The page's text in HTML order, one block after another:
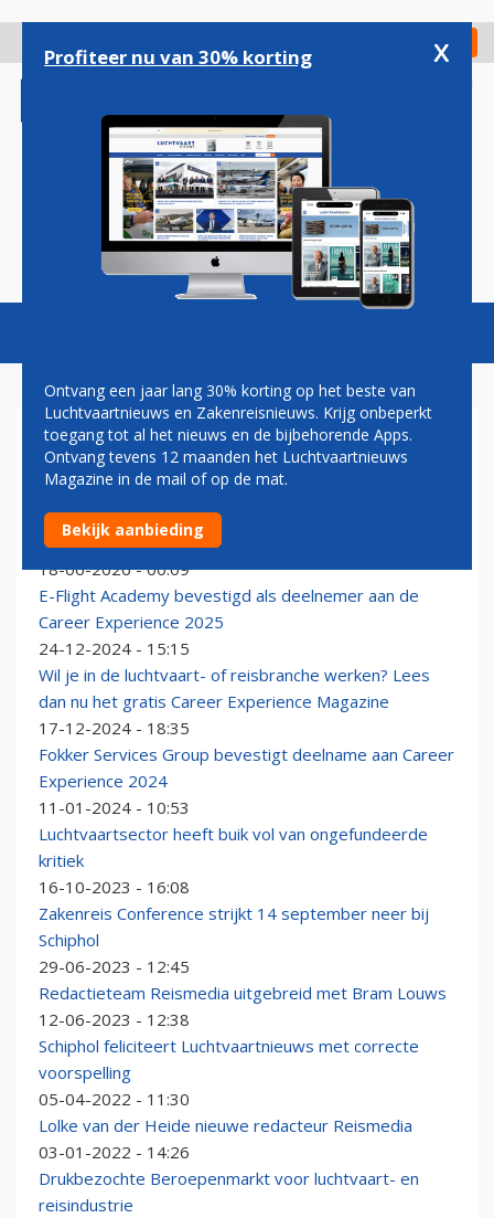
gaan
Check in
Magazine Podcasts Vacatures
REISMEDIA
ProMedia Group neemt Reismedia over en groeit
verder in luchtvaart- en (zaken)reistitels
18-06-2026 - 00:09
E-Flight Academy bevestigd als deelnemer aan de
Career Experience 2025
24-12-2024 - 15:15
Wil je in de luchtvaart- of reisbranche werken? Lees
dan nu het gratis Career Experience Magazine
17-12-2024 - 18:35
Fokker Services Group bevestigt deelname aan Career
Experience 2024
11-01-2024 - 10:53
Luchtvaartsector heeft buik vol van ongefundeerde
kritiek
16-10-2023 - 16:08
Zakenreis Conference strijkt 14 september neer bij
Schiphol
29-06-2023 - 12:45
Redactieteam Reismedia uitgebreid met Bram Louws
12-06-2023 - 12:38
Schiphol feliciteert Luchtvaartnieuws met correcte
voorspelling
05-04-2022 - 11:30
Lolke van der Heide nieuwe redacteur Reismedia
03-01-2022 - 14:26
Drukbezochte Beroepenmarkt voor luchtvaart- en
reisindustrie
Profiteer nu van 30% korting x
Ontvang een jaar lang 30% korting op het beste van
Luchtvaartnieuws en Zakenreisnieuws. Krijg onbeperkt
toegang tot al het nieuws en de bijbehorende Apps.
Ontvang tevens 12 maanden het Luchtvaartnieuws
Magazine in de mail of op de mat.
Bekijk aanbieding